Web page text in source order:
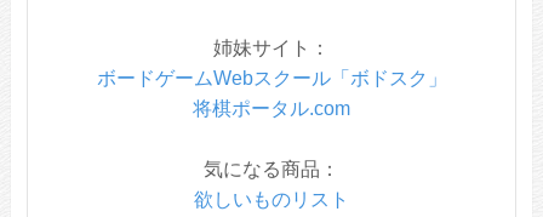
姉妹サイト：
ボードゲームWebスクール「ボドスク」
将棋ポータル.com
気になる商品：
欲しいものリスト